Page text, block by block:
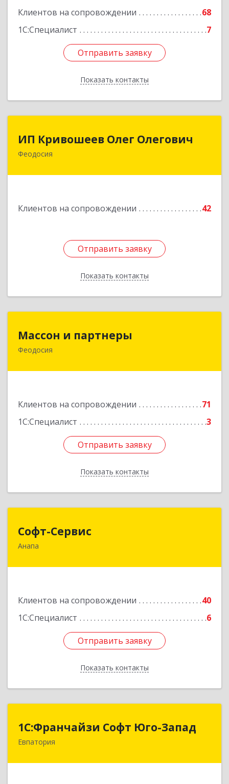
Клиентов на сопровождении
68
1С:Специалист
7
Отправить заявку
Показать контакты
Подробнее
Отправить заявку
Назад
ИП Кривошеев Олег Олегович
Феодосия
Клиентов на сопровождении 42
Отправить заявку
Показать контакты
Отправить заявку
Назад
Массон и партнеры
Феодосия
Клиентов на сопровождении
71
1С:Специалист
3
Отправить заявку
Показать контакты
298112, Крым Респ, Феодосия г, Крымская ул,
Отправить заявку
Назад
Софт-Сервис
Анапа
Клиентов на сопровождении
40
1С:Специалист
6
Отправить заявку
Показать контакты
353440, Краснодарский край, Анапский р-н,
Отправить заявку
Назад
1С:Франчайзи Софт Юго-Запад
Евпатория
1С:Франчайзи Софт Юго-Запад
297407, Крым Респ, Евпатория г, Победы пр-кт,